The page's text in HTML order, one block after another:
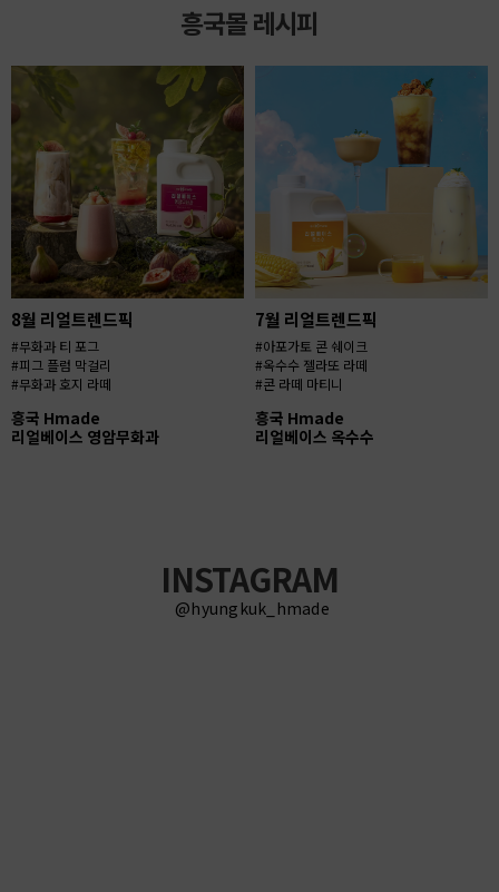
흥국몰 레시피
8월 리얼트렌드픽
#무화과 티 포그
#피그 플럼 막걸리
#무화과 호지 라떼
흥국 Hmade
리얼베이스 영암무화과
7월 리얼트렌드픽
#아포가토 콘 쉐이크
#옥수수 젤라또 라떼
#콘 라떼 마티니
흥국 Hmade
리얼베이스 옥수수
INSTAGRAM
@hyungkuk_hmade